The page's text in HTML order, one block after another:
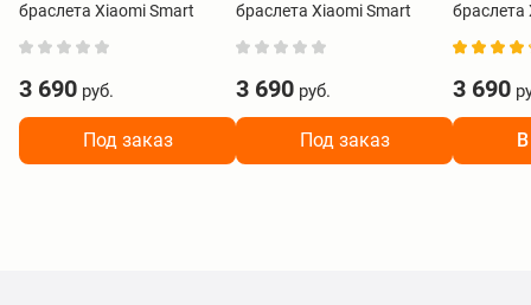
браслета Xiaomi Smart
BHR7303GL
3 690 руб.
Под заказ
браслета Xiaomi Smart
BHR7313GL
3 690 руб.
Под заказ
браслета
черно-
3 690